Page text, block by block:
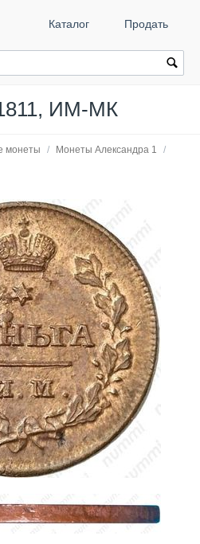
Каталог Продать
ИМ-МК
монеты / Монеты Александра 1
/